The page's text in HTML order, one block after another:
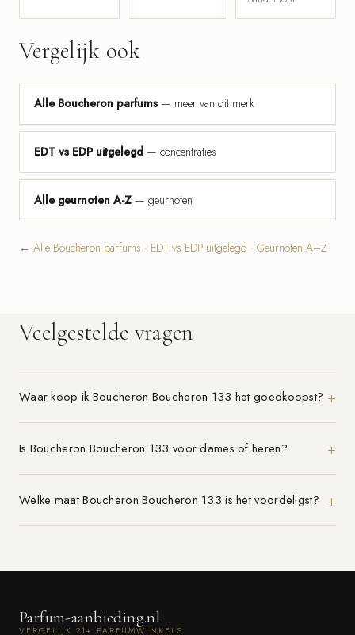
Vergelijk ook
Alle Boucheron parfums — meer van dit merk
EDT vs EDP uitgelegd — concentraties
Alle geurnoten A-Z — geurnoten
← Alle Boucheron parfums · EDT vs EDP uitgelegd · Geurnoten A–Z
Veelgestelde vragen
Waar koop ik Boucheron Boucheron 133 het goedkoopst?
Is Boucheron Boucheron 133 voor dames of heren?
Welke maat Boucheron Boucheron 133 is het voordeligst?
Parfum-aanbieding.nl
VERGELIJK 21+ PARFUMWINKELS